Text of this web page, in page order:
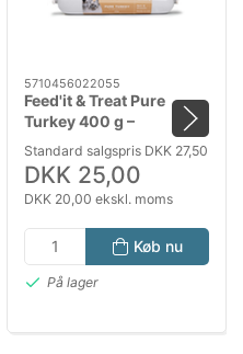
5710456022055
Feed'it & Treat Pure
Turkey 400 g –
Fuldfoder og
Træningsgodbid til
Hund og Kat
Standard salgspris DKK 27,50
DKK 25,00
DKK 20,00 ekskl. moms
Køb nu
På lager